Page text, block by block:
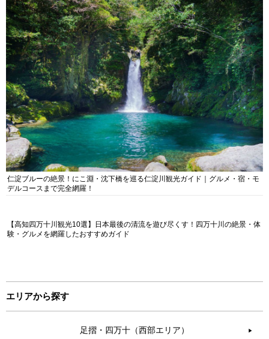
仁淀ブルーの絶景！にこ淵・沈下橋を巡る仁淀川観光ガイド｜グルメ・宿・モ
デルコースまで完全網羅！
【高知四万十川観光10選】日本最後の清流を遊び尽くす！四万十川の絶景・体
験・グルメを網羅したおすすめガイド
エリアから探す
足摺・四万十（西部エリア） ▶︎